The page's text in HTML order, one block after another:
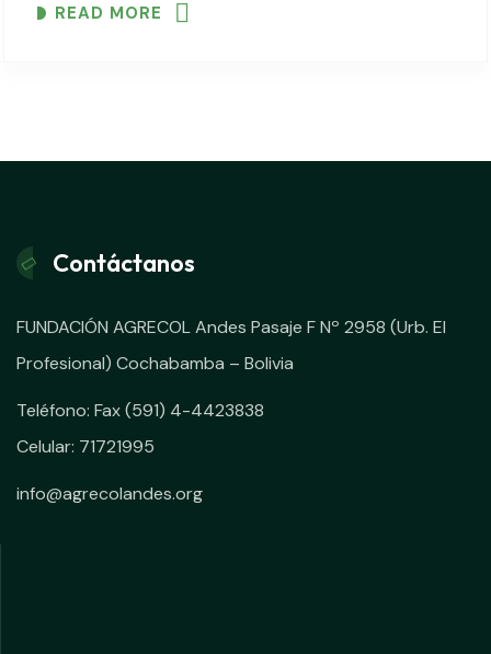
tuvo..READ MORE
Contáctanos
FUNDACIÓN AGRECOL Andes Pasaje F Nº 2958 (Urb. El
Profesional) Cochabamba – Bolivia
Teléfono: Fax (591) 4-4423838
Celular: 71721995
info@agrecolandes.org